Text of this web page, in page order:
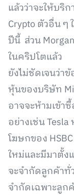
แล้วว่าจะให้บริ
Crypto ตัวอื่น
ปีนี้ ส่วน
ในคริปโตแล้ว
ยังไม่ชัดเจนว่า
หุ้นของบริษัท
อาจจะห้ามเข้
อย่างเช่น
โฆษกของ
ใหม่และมีมาตั้ง
จะจำกัดลูกค้าทั่
จำกัดเฉพาะลูก